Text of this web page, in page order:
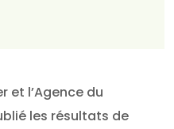
et l’Agence du
les résultats de